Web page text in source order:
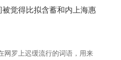
觉得比拟含蓄和内上海惠
网罗上迟缓流行的词语，用来